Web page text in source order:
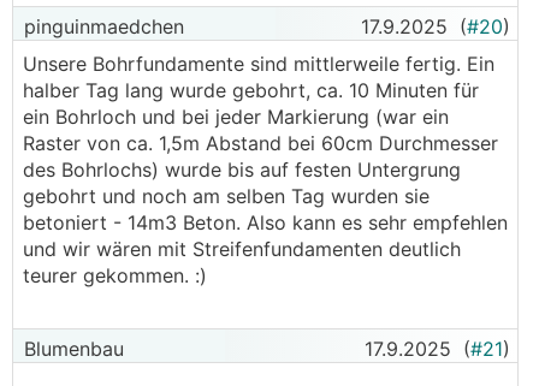
pinguinmaedchen 17.9.2025 (#20)
Unsere Bohrfundamente sind mittlerweile fertig. Ein
halber Tag lang wurde gebohrt, ca. 10 Minuten für
ein Bohrloch und bei jeder Markierung (war ein
Raster von ca. 1,5m Abstand bei 60cm Durchmesser
des Bohrlochs) wurde bis auf festen Untergrung
gebohrt und noch am selben Tag wurden sie
betoniert - 14m3 Beton. Also kann es sehr empfehlen
und wir wären mit Streifenfundamenten deutlich
teurer gekommen. :)
Blumenbau 17.9.2025 (#21)